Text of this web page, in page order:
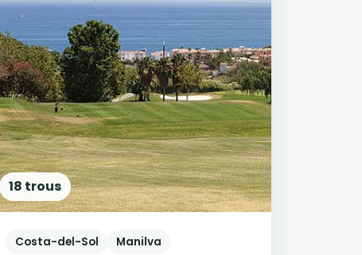
18 trous
Costa-del-Sol Manilva